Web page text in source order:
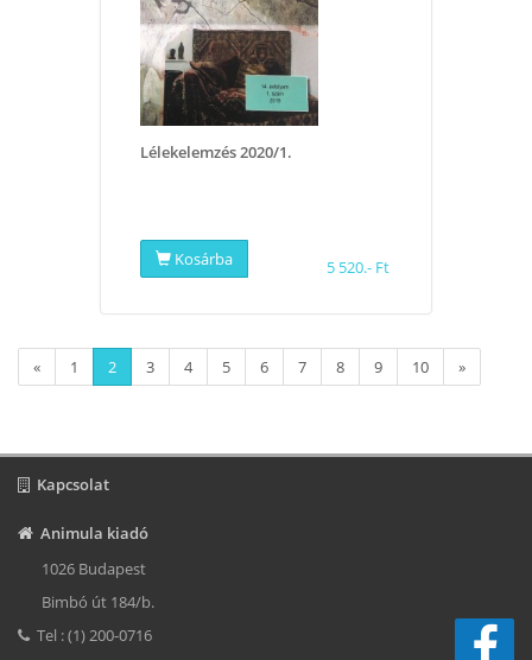
Lélekelemzés 2020/1.
Kosárba 5 520.- Ft
« 1 2 3 4 5 6 7 8 9 10 »
Kapcsolat
Animula kiadó
1026 Budapest
Bimbó út 184/b.
Tel : (1) 200-0716